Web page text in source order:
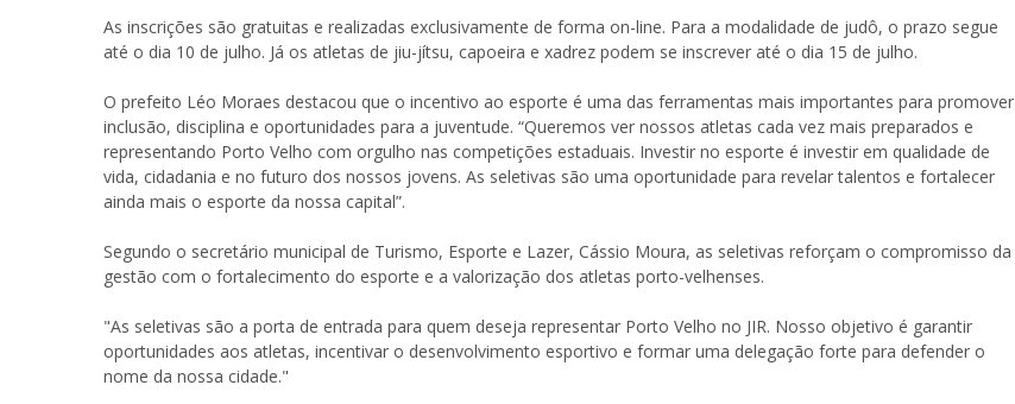
As inscrições são gratuitas e realizadas exclusivamente de forma on-line. Para a modalidade de judô, o prazo segue
até o dia 10 de julho. Já os atletas de jiu-jítsu, capoeira e xadrez podem se inscrever até o dia 15 de julho.
O prefeito Léo Moraes destacou que o incentivo ao esporte é uma das ferramentas mais importantes para promover
inclusão, disciplina e oportunidades para a juventude. “Queremos ver nossos atletas cada vez mais preparados e
representando Porto Velho com orgulho nas competições estaduais. Investir no esporte é investir em qualidade de
vida, cidadania e no futuro dos nossos jovens. As seletivas são uma oportunidade para revelar talentos e fortalecer
ainda mais o esporte da nossa capital”.
Segundo o secretário municipal de Turismo, Esporte e Lazer, Cássio Moura, as seletivas reforçam o compromisso da
gestão com o fortalecimento do esporte e a valorização dos atletas porto-velhenses.
"As seletivas são a porta de entrada para quem deseja representar Porto Velho no JIR. Nosso objetivo é garantir
oportunidades aos atletas, incentivar o desenvolvimento esportivo e formar uma delegação forte para defender o
nome da nossa cidade."